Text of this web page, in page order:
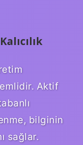
Aktif
bilginin
sağlar.